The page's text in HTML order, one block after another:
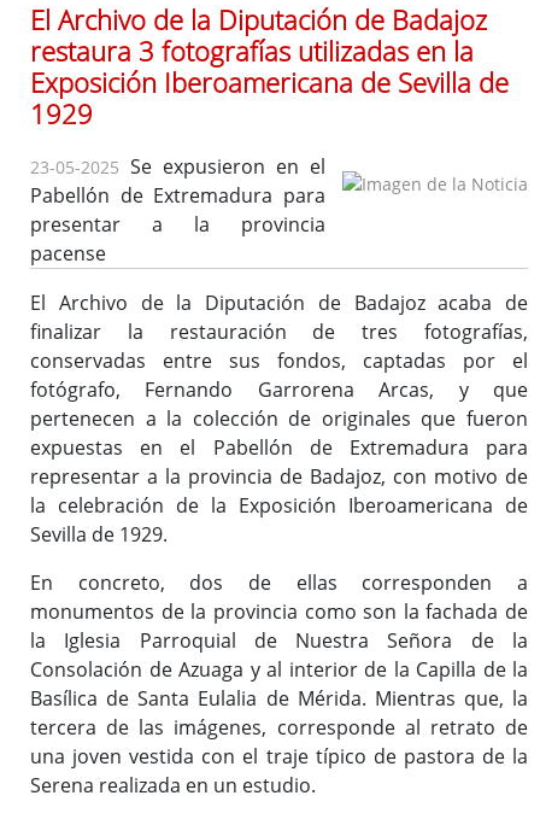
Dirección, contacto, horario, funciones, local e instalaciones,
y servicios.
Historia del Archivo
Recursos
Enlaces de interés
Asistencia Técnica a Archivos Municipales
Documento del Mes
Exposiciones
Formación y colaboración con la Facultad de Ciencias de la
Documentación y la Comunicación de la Uex
Visitas en grupo
Otras Actividades
Archivo de la Diputación Provincial de Badajoz (ISDIAH)
Guía del Archivo de la Diputación Provincial de Badajoz
(ISAD-G)
Fondos documentales
Cuadro de Clasificación
Gestión Documental
El Archivo de la Diputación de Badajoz
restaura 3 fotografías utilizadas en la
Exposición Iberoamericana de Sevilla de
1929
23-05-2025 Se expusieron en el
Pabellón de Extremadura para
presentar a la provincia
pacense
El Archivo de la Diputación de Badajoz acaba de
finalizar la restauración de tres fotografías,
conservadas entre sus fondos, captadas por el
fotógrafo, Fernando Garrorena Arcas, y que
pertenecen a la colección de originales que fueron
expuestas en el Pabellón de Extremadura para
representar a la provincia de Badajoz, con motivo de
la celebración de la Exposición Iberoamericana de
Sevilla de 1929.
En concreto, dos de ellas corresponden a
monumentos de la provincia como son la fachada de
la Iglesia Parroquial de Nuestra Señora de la
Consolación de Azuaga y al interior de la Capilla de la
Basílica de Santa Eulalia de Mérida. Mientras que, la
tercera de las imágenes, corresponde al retrato de
una joven vestida con el traje típico de pastora de la
Serena realizada en un estudio.